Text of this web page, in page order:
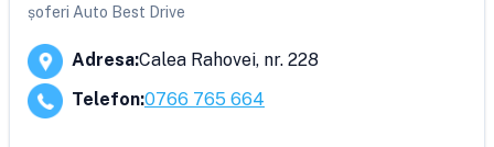
șoferi Auto Best Drive
Adresa:Calea Rahovei, nr. 228
Telefon:0766 765 664